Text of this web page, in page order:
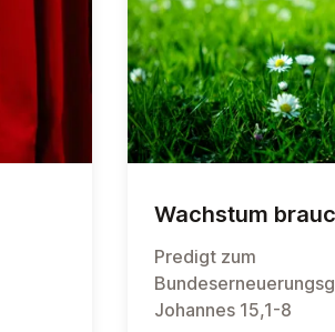
Wachstum
Predigt zum
Johannes 15,1-8